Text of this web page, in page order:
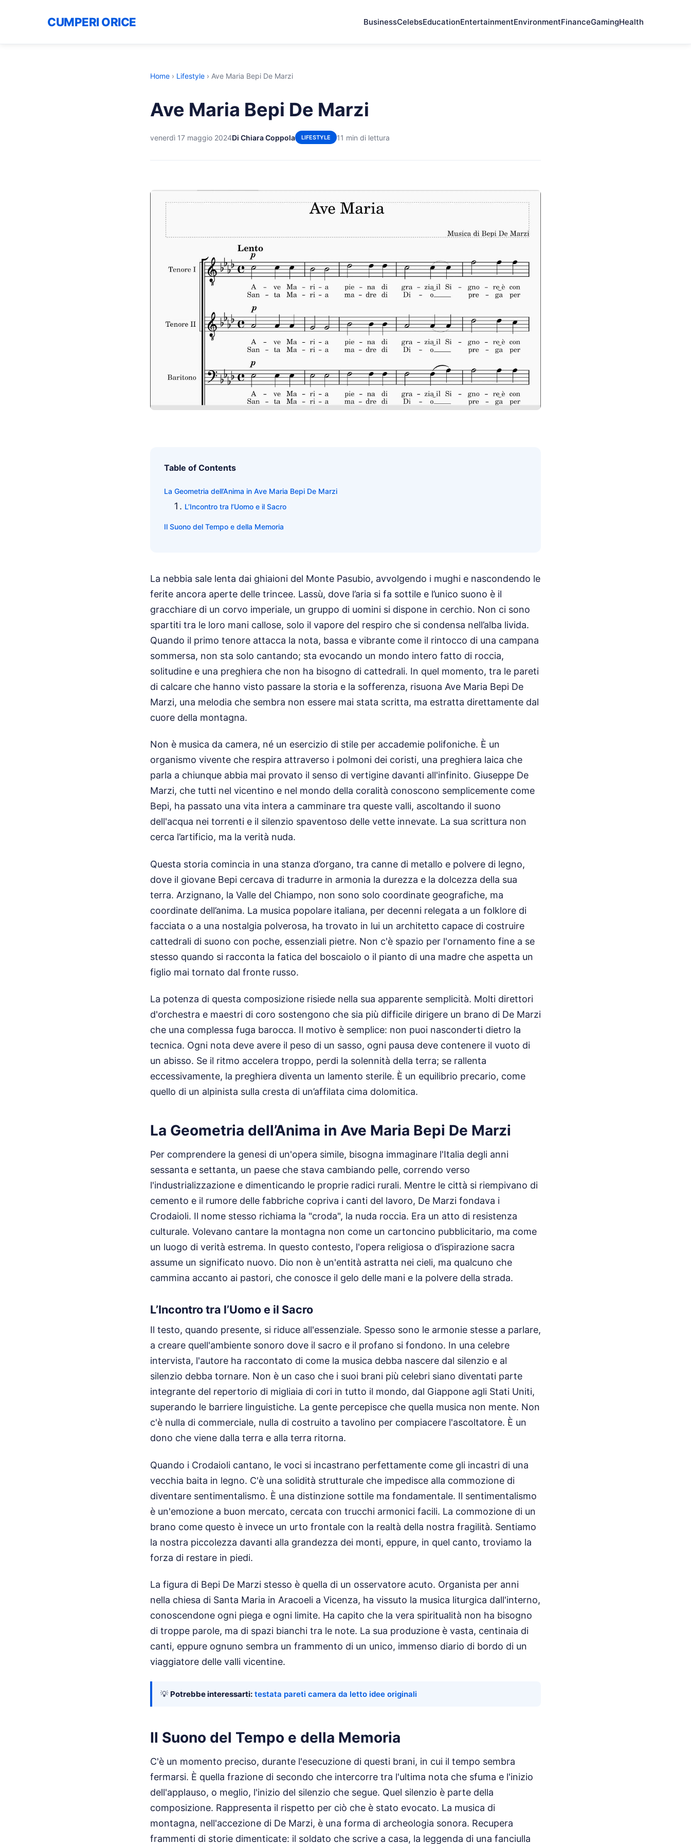
CUMPERI ORICE BusinessCelebsEducationEntertainmentEnvironmentFinanceGamingHealth
Home › Lifestyle › Ave Maria Bepi De Marzi
Ave Maria Bepi De Marzi
venerdì 17 maggio 2024Di Chiara Coppola LIFESTYLE 11 min di lettura
Table of Contents
La Geometria dell’Anima in Ave Maria Bepi De Marzi
L’Incontro tra l’Uomo e il Sacro
Il Suono del Tempo e della Memoria
La nebbia sale lenta dai ghiaioni del Monte Pasubio, avvolgendo i mughi e nascondendo le
ferite ancora aperte delle trincee. Lassù, dove l’aria si fa sottile e l’unico suono è il
gracchiare di un corvo imperiale, un gruppo di uomini si dispone in cerchio. Non ci sono
spartiti tra le loro mani callose, solo il vapore del respiro che si condensa nell’alba livida.
Quando il primo tenore attacca la nota, bassa e vibrante come il rintocco di una campana
sommersa, non sta solo cantando; sta evocando un mondo intero fatto di roccia,
solitudine e una preghiera che non ha bisogno di cattedrali. In quel momento, tra le pareti
di calcare che hanno visto passare la storia e la sofferenza, risuona Ave Maria Bepi De
Marzi, una melodia che sembra non essere mai stata scritta, ma estratta direttamente dal
cuore della montagna.
Non è musica da camera, né un esercizio di stile per accademie polifoniche. È un
organismo vivente che respira attraverso i polmoni dei coristi, una preghiera laica che
parla a chiunque abbia mai provato il senso di vertigine davanti all'infinito. Giuseppe De
Marzi, che tutti nel vicentino e nel mondo della coralità conoscono semplicemente come
Bepi, ha passato una vita intera a camminare tra queste valli, ascoltando il suono
dell'acqua nei torrenti e il silenzio spaventoso delle vette innevate. La sua scrittura non
cerca l’artificio, ma la verità nuda.
Questa storia comincia in una stanza d’organo, tra canne di metallo e polvere di legno,
dove il giovane Bepi cercava di tradurre in armonia la durezza e la dolcezza della sua
terra. Arzignano, la Valle del Chiampo, non sono solo coordinate geografiche, ma
coordinate dell’anima. La musica popolare italiana, per decenni relegata a un folklore di
facciata o a una nostalgia polverosa, ha trovato in lui un architetto capace di costruire
cattedrali di suono con poche, essenziali pietre. Non c'è spazio per l'ornamento fine a se
stesso quando si racconta la fatica del boscaiolo o il pianto di una madre che aspetta un
figlio mai tornato dal fronte russo.
La potenza di questa composizione risiede nella sua apparente semplicità. Molti direttori
d'orchestra e maestri di coro sostengono che sia più difficile dirigere un brano di De Marzi
che una complessa fuga barocca. Il motivo è semplice: non puoi nasconderti dietro la
tecnica. Ogni nota deve avere il peso di un sasso, ogni pausa deve contenere il vuoto di
un abisso. Se il ritmo accelera troppo, perdi la solennità della terra; se rallenta
eccessivamente, la preghiera diventa un lamento sterile. È un equilibrio precario, come
quello di un alpinista sulla cresta di un’affilata cima dolomitica.
La Geometria dell’Anima in Ave Maria Bepi De Marzi
Per comprendere la genesi di un'opera simile, bisogna immaginare l'Italia degli anni
sessanta e settanta, un paese che stava cambiando pelle, correndo verso
l'industrializzazione e dimenticando le proprie radici rurali. Mentre le città si riempivano di
cemento e il rumore delle fabbriche copriva i canti del lavoro, De Marzi fondava i
Crodaioli. Il nome stesso richiama la "croda", la nuda roccia. Era un atto di resistenza
culturale. Volevano cantare la montagna non come un cartoncino pubblicitario, ma come
un luogo di verità estrema. In questo contesto, l'opera religiosa o d’ispirazione sacra
assume un significato nuovo. Dio non è un'entità astratta nei cieli, ma qualcuno che
cammina accanto ai pastori, che conosce il gelo delle mani e la polvere della strada.
L’Incontro tra l’Uomo e il Sacro
Il testo, quando presente, si riduce all'essenziale. Spesso sono le armonie stesse a parlare,
a creare quell'ambiente sonoro dove il sacro e il profano si fondono. In una celebre
intervista, l'autore ha raccontato di come la musica debba nascere dal silenzio e al
silenzio debba tornare. Non è un caso che i suoi brani più celebri siano diventati parte
integrante del repertorio di migliaia di cori in tutto il mondo, dal Giappone agli Stati Uniti,
superando le barriere linguistiche. La gente percepisce che quella musica non mente. Non
c'è nulla di commerciale, nulla di costruito a tavolino per compiacere l'ascoltatore. È un
dono che viene dalla terra e alla terra ritorna.
Quando i Crodaioli cantano, le voci si incastrano perfettamente come gli incastri di una
vecchia baita in legno. C'è una solidità strutturale che impedisce alla commozione di
diventare sentimentalismo. È una distinzione sottile ma fondamentale. Il sentimentalismo
è un'emozione a buon mercato, cercata con trucchi armonici facili. La commozione di un
brano come questo è invece un urto frontale con la realtà della nostra fragilità. Sentiamo
la nostra piccolezza davanti alla grandezza dei monti, eppure, in quel canto, troviamo la
forza di restare in piedi.
La figura di Bepi De Marzi stesso è quella di un osservatore acuto. Organista per anni
nella chiesa di Santa Maria in Aracoeli a Vicenza, ha vissuto la musica liturgica dall'interno,
conoscendone ogni piega e ogni limite. Ha capito che la vera spiritualità non ha bisogno
di troppe parole, ma di spazi bianchi tra le note. La sua produzione è vasta, centinaia di
canti, eppure ognuno sembra un frammento di un unico, immenso diario di bordo di un
viaggiatore delle valli vicentine.
💡 Potrebbe interessarti: testata pareti camera da letto idee originali
Il Suono del Tempo e della Memoria
C'è un momento preciso, durante l'esecuzione di questi brani, in cui il tempo sembra
fermarsi. È quella frazione di secondo che intercorre tra l'ultima nota che sfuma e l'inizio
dell'applauso, o meglio, l'inizio del silenzio che segue. Quel silenzio è parte della
composizione. Rappresenta il rispetto per ciò che è stato evocato. La musica di
montagna, nell'accezione di De Marzi, è una forma di archeologia sonora. Recupera
frammenti di storie dimenticate: il soldato che scrive a casa, la leggenda di una fanciulla